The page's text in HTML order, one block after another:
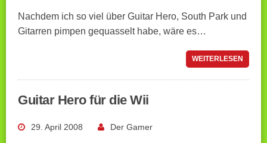
Nachdem ich so viel über Guitar Hero, South Park und
Gitarren pimpen gequasselt habe, wäre es…
WEITERLESEN
Guitar Hero für die Wii
29. April 2008 Der Gamer